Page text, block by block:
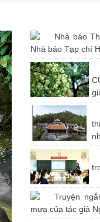
Nhà báo
Nhà báo Tạp chí
Truyện
mưa của tác giả